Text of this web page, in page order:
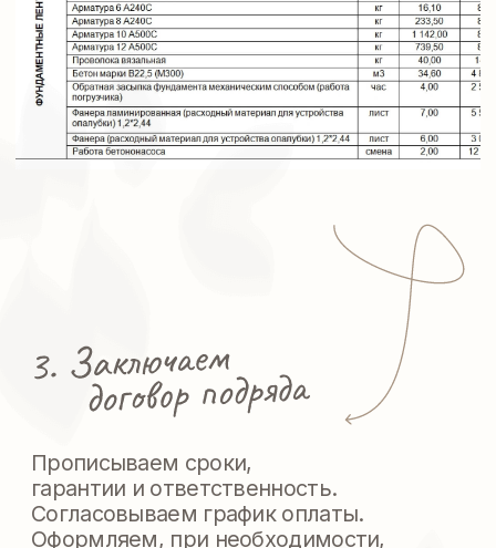
Фотографируем и снимаем
на видео для вас все
строительные процессы